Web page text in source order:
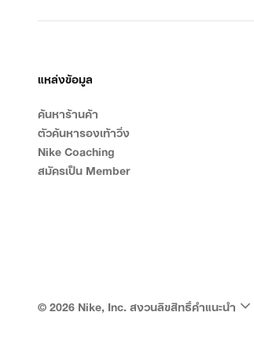
แหล่งข้อมูล
ค้นหาร้านค้า
ตัวค้นหารองเท้าวิ่ง
Nike Coaching
สมัครเป็น Member
©2026Nike, Inc. สงวนลิขสิทธิ์คำแนะนำ